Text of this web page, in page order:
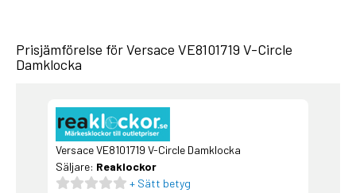
Prisjämförelse för Versace VE8101719 V-Circle
Damklocka
Versace VE8101719 V-Circle Damklocka
Säljare: Reaklockor
+ Sätt betyg